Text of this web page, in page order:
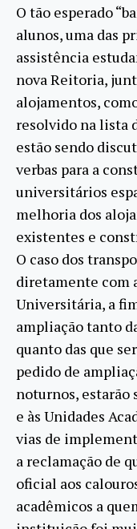
O tão esperado
alunos, uma das
assistência
nova Reitoria,
alojamentos,
resolvido na lista
estão sendo
verbas para a
universitários
melhoria dos
existentes e
O caso dos
diretamente com
Universitária, a
ampliação tanto
quanto das que
pedido de
noturnos, estarão
e às Unidades
vias de
a reclamação de
oficial aos
acadêmicos a